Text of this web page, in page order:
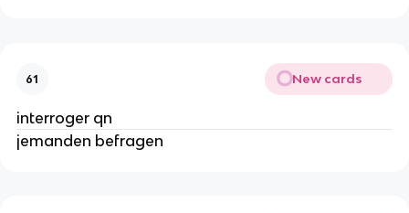
61 New cards
interroger qn
jemanden befragen